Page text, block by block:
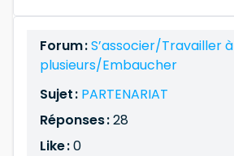
Forum :S’associer/Travailler à
plusieurs/Embaucher
Sujet : PARTENARIAT
Réponses :28
Like :0